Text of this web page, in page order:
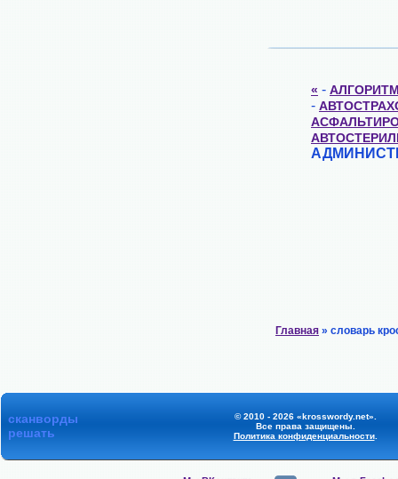
« -
-
Главная » словарь
сканворды
решать
© 2010 - 2026 «krosswordy.net».
Все права защищены.
Политика конфиденциальности.